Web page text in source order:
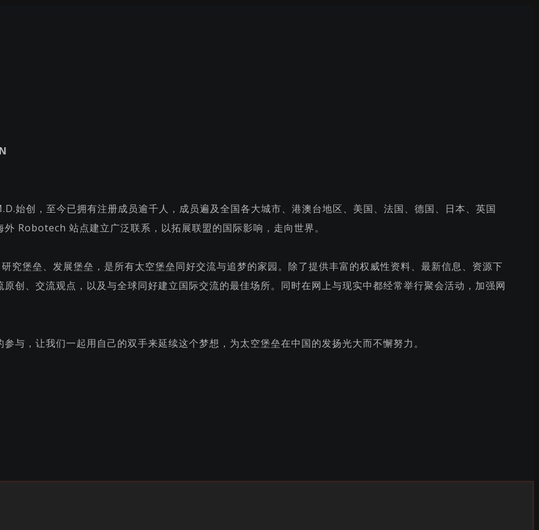
始创，至今已拥有注册成员逾千人，成员遍及全国各大城市、港澳台地区、美国、法国、德国、日本、英国
Robotech 站点建立广泛联系，以拓展联盟的国际影响，走向世界。
究堡垒、发展堡垒，是所有太空堡垒同好交流与追梦的家园。除了提供丰富的权威性资料、最新信息、资源下
创、交流观点，以及与全球同好建立国际交流的最佳场所。同时在网上与现实中都经常举行聚会活动，加强网
与，让我们一起用自己的双手来延续这个梦想，为太空堡垒在中国的发扬光大而不懈努力。